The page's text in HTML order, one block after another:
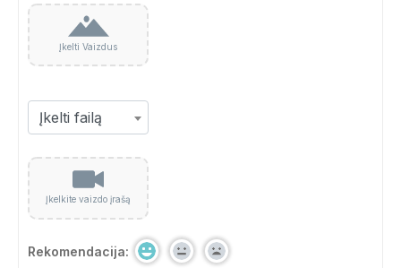
Įkelti Vaizdus
Įkelkite vaizdo įrašą
Rekomendacija: